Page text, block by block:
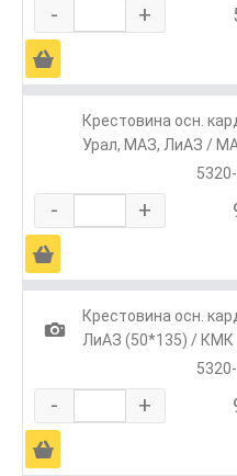
- +
Ä
Крестовина осн.
Урал, МАЗ, ЛиАЗ /
- +
Ä
1
Крестовина осн.
ЛиАЗ (50*135) / КМК
- +
Ä